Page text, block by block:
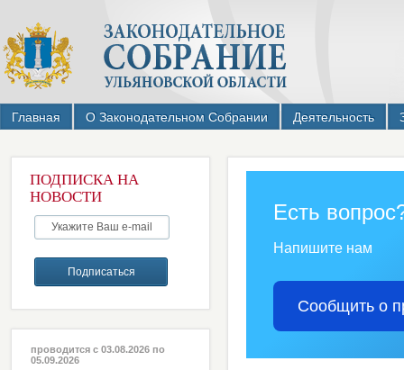
Главная О Законодательном Собрании Деятельность
ПОДПИСКА НА
НОВОСТИ
проводится с 03.08.2026 по
05.09.2026
Есть
Напишите нам
Сообщить о